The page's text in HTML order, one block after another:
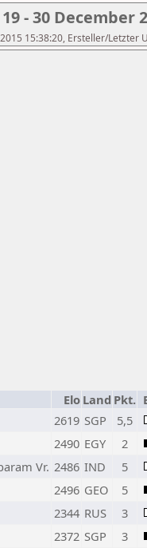
- 30 December
15:38:20, Ersteller/Letzter
Elo Land Pkt.
2619 SGP
5,5
2490 EGY
2
Vr. 2486 IND
5
2496 GEO
5
2344 RUS
3
2372 SGP
3